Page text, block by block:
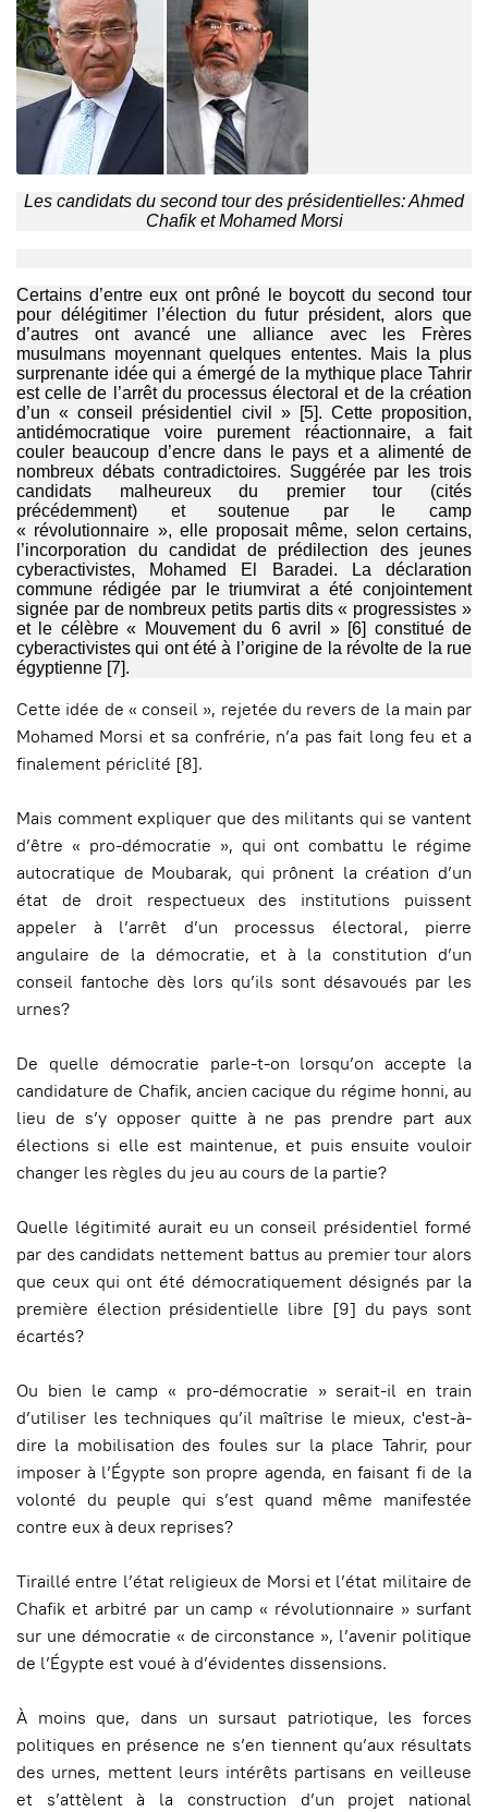
Les candidats du second tour des présidentielles: Ahmed
Chafik etMohamed Morsi
Certains d’entre eux ont prôné le boycott du second tour
pour délégitimer l’élection du futur président, alors que
d’autres ont avancé une alliance avec les Frères
musulmans moyennant quelques ententes. Mais la plus
surprenante idée qui a émergé de la mythique place Tahrir
est celle de l’arrêt du processus électoral et de la création
d’un « conseil présidentiel civil » [5]. Cette proposition,
antidémocratique voire purement réactionnaire, a fait
couler beaucoup d’encre dans le pays et a alimenté de
nombreux débats contradictoires. Suggérée par les trois
candidats malheureux du premier tour (cités
précédemment) et soutenue par le camp
« révolutionnaire », elle proposait même, selon certains,
l’incorporation du candidat de prédilection des jeunes
cyberactivistes, Mohamed El Baradei. La déclaration
commune rédigée par le triumvirat a été conjointement
signée par de nombreux petits partis dits « progressistes »
et le célèbre « Mouvement du 6 avril » [6] constitué de
cyberactivistes qui ont été à l’origine de la révolte de la rue
égyptienne [7].
Cette idée de « conseil », rejetée du revers de la main par
Mohamed Morsi et sa confrérie, n’a pas fait long feu et a
finalement périclité [8].
Mais comment expliquer que des militants qui se vantent
d’être « pro-démocratie », qui ont combattu le régime
autocratique de Moubarak, qui prônent la création d’un
état de droit respectueux des institutions puissent
appeler à l’arrêt d’un processus électoral, pierre
angulaire de la démocratie, et à la constitution d’un
conseil fantoche dès lors qu’ils sont désavoués par les
urnes?
De quelle démocratie parle-t-on lorsqu’on accepte la
candidature de Chafik, ancien cacique du régime honni, au
lieu de s’y opposer quitte à ne pas prendre part aux
élections si elle est maintenue, et puis ensuite vouloir
changer les règles du jeu au cours de la partie?
Quelle légitimité aurait eu un conseil présidentiel formé
par des candidats nettement battus au premier tour alors
que ceux qui ont été démocratiquement désignés par la
première élection présidentielle libre [9] du pays sont
écartés?
Ou bien le camp « pro-démocratie » serait-il en train
d’utiliser les techniques qu’il maîtrise le mieux, c'est-à-
dire la mobilisation des foules sur la place Tahrir, pour
imposer à l’Égypte son propre agenda, en faisant fi de la
volonté du peuple qui s’est quand même manifestée
contre eux à deux reprises?
Tiraillé entre l’état religieux de Morsi et l’état militaire de
Chafik et arbitré par un camp « révolutionnaire » surfant
sur une démocratie « de circonstance », l’avenir politique
de l’Égypte est voué à d’évidentes dissensions.
À moins que, dans un sursaut patriotique, les forces
politiques en présence ne s’en tiennent qu’aux résultats
des urnes, mettent leurs intérêts partisans en veilleuse
et s’attèlent à la construction d’un projet national